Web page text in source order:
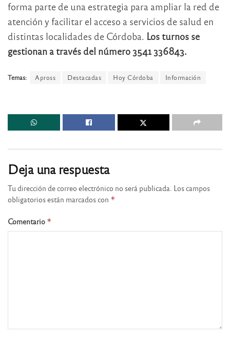
forma parte de una estrategia para ampliar la red de
atención y facilitar el acceso a servicios de salud en
distintas localidades de Córdoba. Los turnos se
gestionan a través del número 3541 336843.
Temas: Apross Destacadas Hoy Córdoba Información
Deja una respuesta
Tu dirección de correo electrónico no será publicada. Los campos
obligatorios están marcados con *
Comentario *